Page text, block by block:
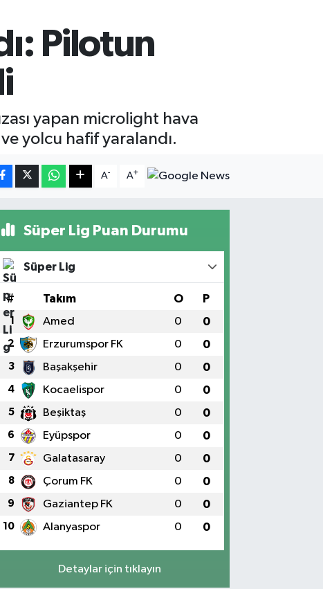
Pilotun
yapan microlight hava
yolcu hafif yaralandı.
A- A+
Süper Lig Puan Durumu
Süper Lig
# Takım O P
1 Amed 0 0
2 Erzurumspor FK 0 0
3 Başakşehir 0 0
4 Kocaelispor 0 0
5 Beşiktaş 0 0
6 Eyüpspor 0 0
7 Galatasaray 0 0
8 Çorum FK 0 0
9 Gaziantep FK 0 0
10 Alanyaspor 0 0
Detaylar için tıklayın